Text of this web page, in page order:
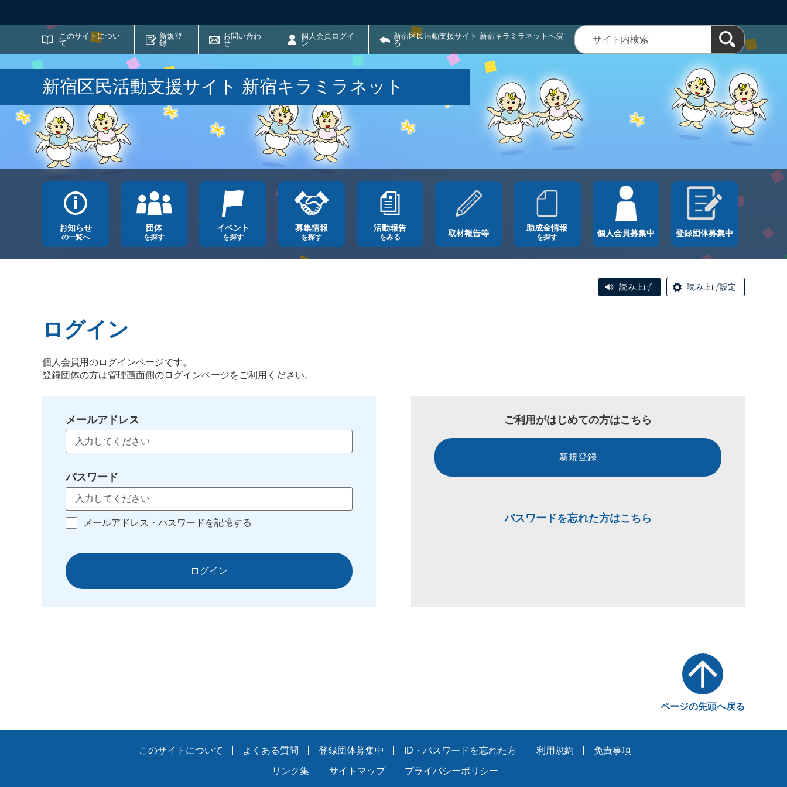
このサイトについ
て
新規登
録
お問い合わ
せ
個人会員ログイ
ン
新宿区民活動支援サイト 新宿キラミラネットへ戻
る
サイト内検索
新宿区民活動支援サイト 新宿キラミラネット
お知らせ
の一覧へ
団体
を探す
イベント
を探す
募集情報
を探す
活動報告
をみる 取材報告等
助成金情報
を探す 個人会員募集中 登録団体募集中
読み上げ 読み上げ設定
ログイン
個人会員用のログインページです。
登録団体の方は管理画面側のログインページをご利用ください。
メールアドレス
パスワード
メールアドレス・パスワードを記憶する
ログイン
ご利用がはじめての方はこちら
新規登録
パスワードを忘れた方はこちら
ページの先頭へ戻る
このサイトについて よくある質問 登録団体募集中 ID・パスワードを忘れた方 利用規約 免責事項
リンク集 サイトマップ プライバシーポリシー